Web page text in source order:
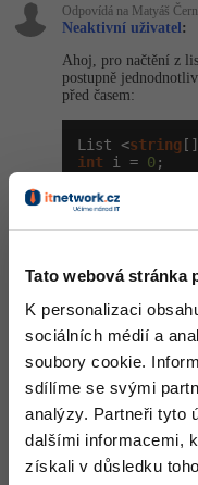
Tato webová stránka
K personalizaci
sociálních médií a
soubory cookie.
sdílíme se svými
analýzy. Partneři tyto
dalšími informacemi,
získali v důsledku
Copywriting
MS Office -
Google
Time
Windows
Linux
Sítě
Elektronický
Inkscape
Ostatní
Fórum
Odpovídá na Matyáš
Neaktivní uživatel:
Ahoj, pro načtění z
postupně
před časem:
List <string
int i = 0;
if
else
foreach
    {
string
//
        zaznam[
for (
        {
        }
        i++;
    }